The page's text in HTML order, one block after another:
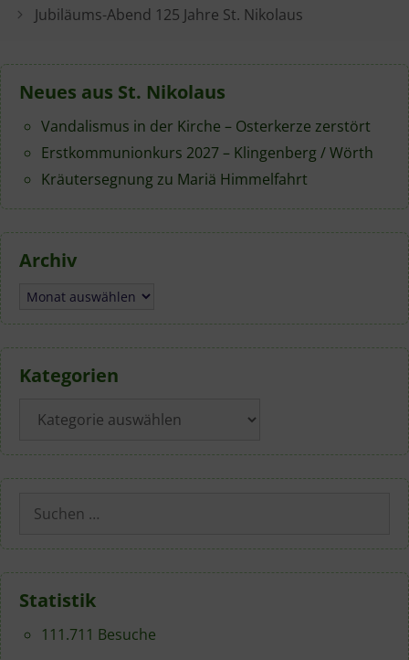
Jubiläums-Abend 125 Jahre St. Nikolaus
Neues aus St. Nikolaus
Vandalismus in der Kirche – Osterkerze zerstört
Erstkommunionkurs 2027 – Klingenberg / Wörth
Kräutersegnung zu Mariä Himmelfahrt
Archiv
Archiv
Kategorien
Suchen
nach:
Statistik
111.711 Besuche